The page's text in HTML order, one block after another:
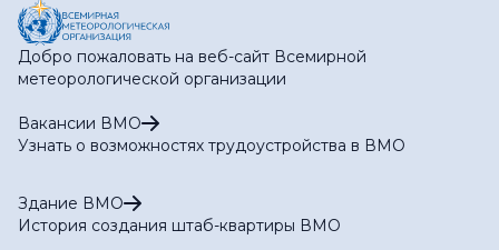
Добро пожаловать на веб-сайт Всемирной
метеорологической организации
Вакансии ВМО
Узнать о возможностях трудоустройства в ВМО
Здание ВМО
История создания штаб-квартиры ВМО